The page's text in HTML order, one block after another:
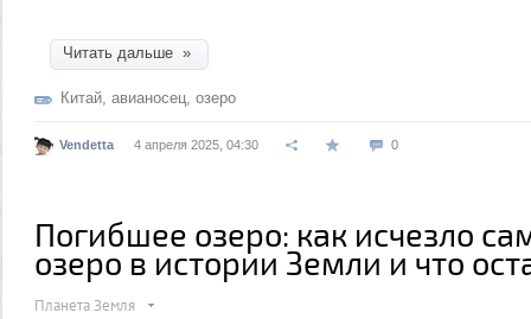
Читать дальше »
Китай, авианосец, озеро
Vendetta 4 апреля 2025, 04:30 0
Погибшее озеро: как исчезло
озеро в истории Земли и что
Планета Земля